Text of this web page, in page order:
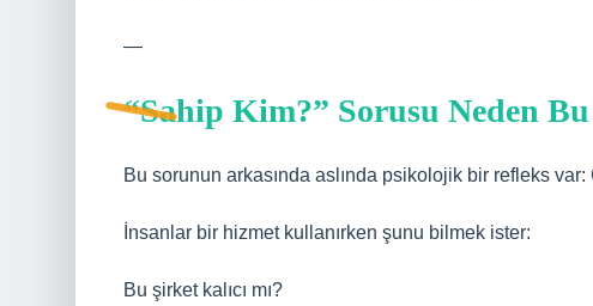
—
“Sahip Kim?” Sorusu Neden
Bu sorunun arkasında aslında psikolojik bir refleks var:
İnsanlar bir hizmet kullanırken şunu bilmek ister:
Bu şirket kalıcı mı?